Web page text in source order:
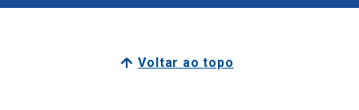
Voltar ao topo